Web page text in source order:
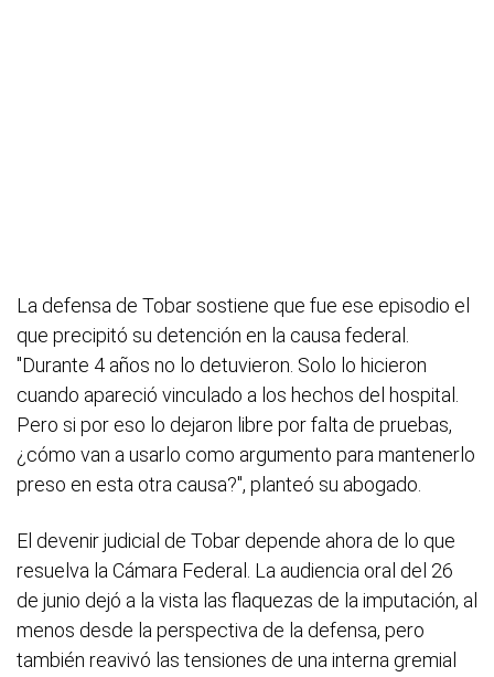
La defensa de Tobar sostiene que fue ese episodio el
que precipitó su detención en la causa federal.
"Durante 4 años no lo detuvieron. Solo lo hicieron
cuando apareció vinculado a los hechos del hospital.
Pero si por eso lo dejaron libre por falta de pruebas,
¿cómo van a usarlo como argumento para mantenerlo
preso en esta otra causa?", planteó su abogado.
El devenir judicial de Tobar depende ahora de lo que
resuelva la Cámara Federal. La audiencia oral del 26
de junio dejó a la vista las flaquezas de la imputación, al
menos desde la perspectiva de la defensa, pero
también reavivó las tensiones de una interna gremial